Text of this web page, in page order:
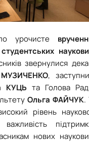
урочисте
звернулися
,
КУЦЬ та Голова
Ольга ФАЙЧУК.
рівень
нових